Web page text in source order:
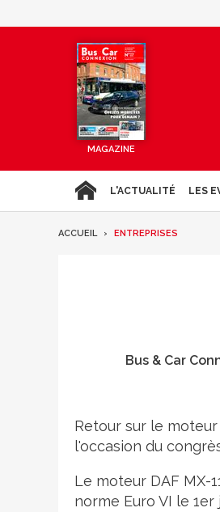
MAGAZINE
L'ACTUALITÉ LES
ACCUEIL ENTREPRISES
Bus & Car
Retour sur le
l'occasion du
Le moteur DAF MX-
norme Euro VI le